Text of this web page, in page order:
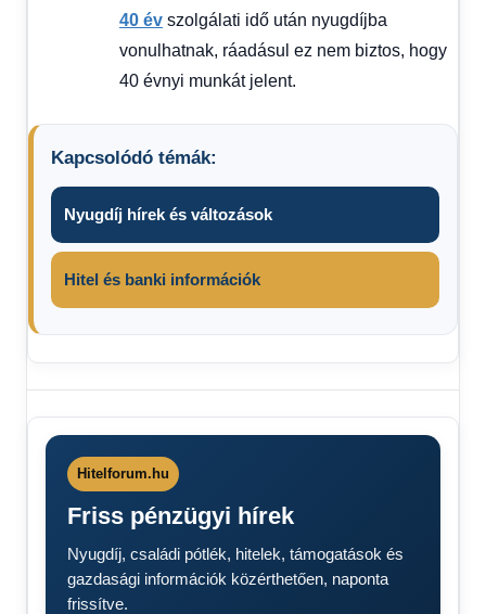
40 év szolgálati idő után nyugdíjba
vonulhatnak, ráadásul ez nem biztos, hogy
40 évnyi munkát jelent.
Kapcsolódó témák:
Nyugdíj hírek és változások
Hitel és banki információk
nyugdíjkorhatár
Korhatár
változás
Megszűnik a
nyugdíjkorhatár
Magyarországon
Nyugdíjkorhatár
változás 2025-
Hitelforum.hu
Friss pénzügyi hírek
Nyugdíj, családi pótlék, hitelek, támogatások és
gazdasági információk közérthetően, naponta
frissítve.